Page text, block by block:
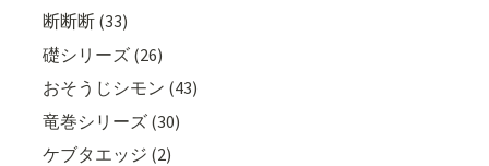
断断断 (33)
礎シリーズ (26)
おそうじシモン (43)
竜巻シリーズ (30)
ケブタエッジ (2)